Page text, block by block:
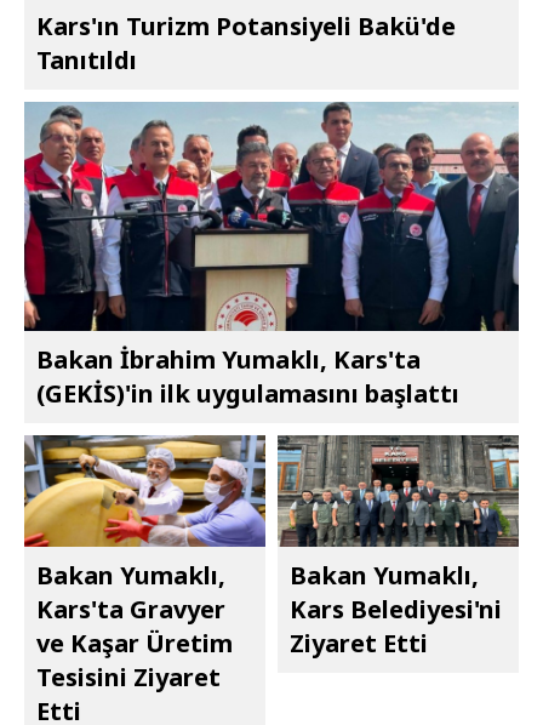
Kars'ın Turizm Potansiyeli Bakü'de
Tanıtıldı
Bakan İbrahim Yumaklı, Kars'ta
(GEKİS)'in ilk uygulamasını başlattı
Bakan Yumaklı,
Kars'ta Gravyer
ve Kaşar Üretim
Tesisini Ziyaret
Etti
Bakan Yumaklı,
Kars Belediyesi'ni
Ziyaret Etti